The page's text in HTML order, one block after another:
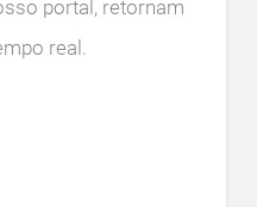
portal, retornam
real.